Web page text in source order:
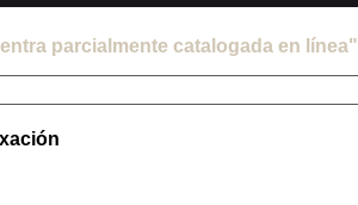
parcialmente catalogada en línea"